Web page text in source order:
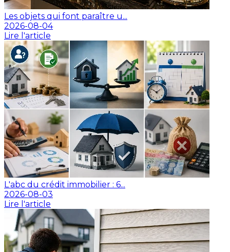
Les objets qui font paraître u...
2026-08-04
Lire l'article
L'abc du crédit immobilier : 6...
2026-08-03
Lire l'article